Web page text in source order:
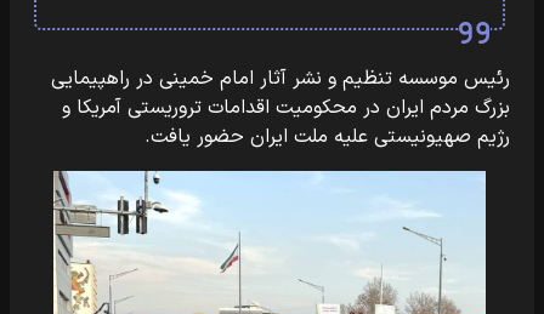
رئیس موسسه تنظیم و نشر آثار امام خمینی در راهپیمایی
بزرگ مردم ایران در محکومیت اقدامات تروریستی آمریکا و
رژیم صهیونیستی علیه ملت ایران حضور یافت.